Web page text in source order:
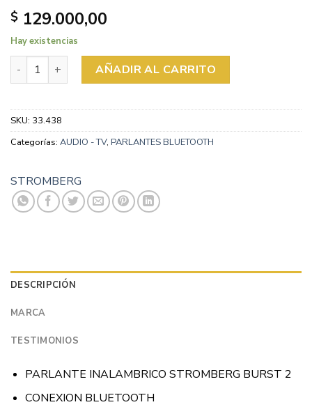
$ 129.000,00
Hay existencias
PARLANTES STROMBERG BLUETOOTH BURST 2 20W
AÑADIR AL CARRITO
SKU: 33.438
Categorías: AUDIO - TV, PARLANTES BLUETOOTH
STROMBERG
DESCRIPCIÓN
MARCA
TESTIMONIOS
PARLANTE INALAMBRICO STROMBERG BURST 2
CONEXION BLUETOOTH